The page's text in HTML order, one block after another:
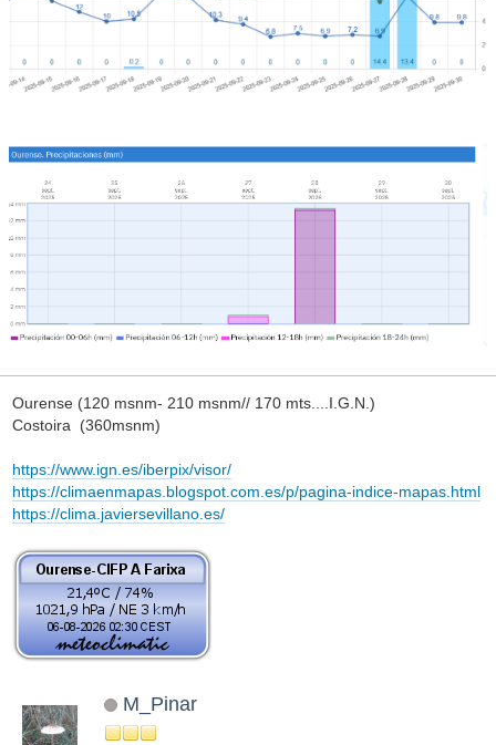
Ourense (120 msnm- 210 msnm// 170 mts....I.G.N.)
Costoira (360msnm)
https://www.ign.es/iberpix/visor/
https://climaenmapas.blogspot.com.es/p/pagina-indice-mapas.html
https://clima.javiersevillano.es/
M_Pinar